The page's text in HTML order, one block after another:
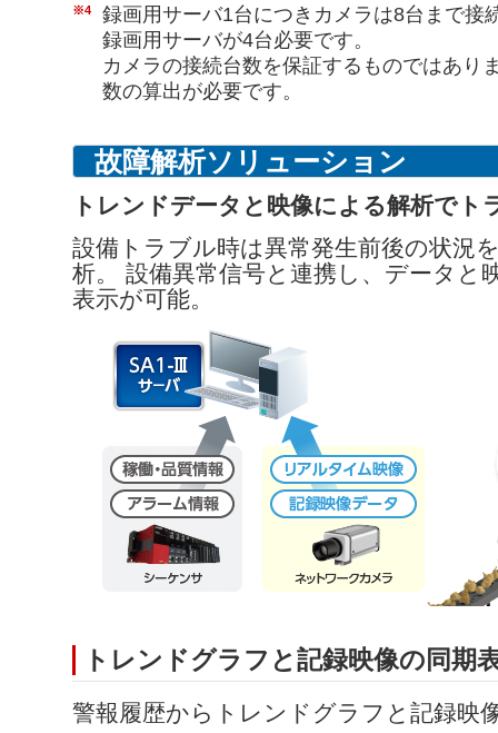
※4
録画用サーバ1台につきカメラは8台まで接
録画用サーバが4台必要です。
カメラの接続台数を保証するものではあり
数の算出が必要です。
故障解析ソリューション
トレンドデータと映像による解析でト
設備トラブル時は異常発生前後の状況
析。 設備異常信号と連携し、データと
表示が可能。
トレンドグラフと記録映像の同期
警報履歴からトレンドグラフと記録映